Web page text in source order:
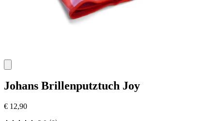
Johans Brillenputztuch Joy
€ 12,90